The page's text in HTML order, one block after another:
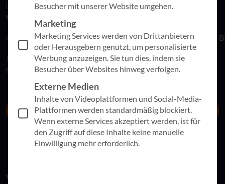
unser kostenfreier„Dashboard in a Day“–
Workshop
Gemeinsam mit Microsoft zeigen wir Ihnen, wie Sie mit Power
📅 29.09.2026 🕒 09:00 – 17:00 Uhr 📍 Online über
Microsoft Teams
zur Anmeldung
Was Sie bei „Dashboard in a Day“ erwartet
Besucher mit unserer Website umgehen.
Marketing
Marketing Services werden von Drittanbietern
oder Herausgebern genutzt, um personalisierte
Werbung anzuzeigen. Sie tun dies, indem sie
Besucher über Websites hinweg verfolgen.
Externe Medien
Inhalte von Videoplattformen und Social-Media-
Plattformen werden standardmäßig blockiert.
Wenn externe Services akzeptiert werden, ist für
den Zugriff auf diese Inhalte keine manuelle
Einwilligung mehr erforderlich.